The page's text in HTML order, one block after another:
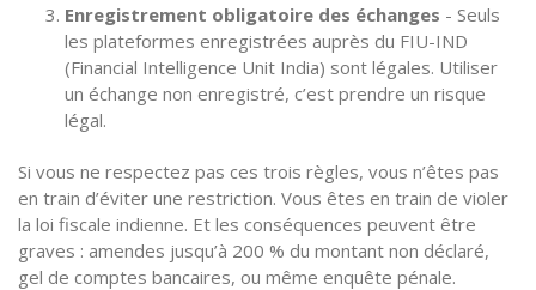
Enregistrement obligatoire des échanges - Seuls
les plateformes enregistrées auprès du FIU-IND
(Financial Intelligence Unit India) sont légales. Utiliser
un échange non enregistré, c’est prendre un risque
légal.
Si vous ne respectez pas ces trois règles, vous n’êtes pas
en train d’éviter une restriction. Vous êtes en train de violer
la loi fiscale indienne. Et les conséquences peuvent être
graves : amendes jusqu’à 200 % du montant non déclaré,
gel de comptes bancaires, ou même enquête pénale.